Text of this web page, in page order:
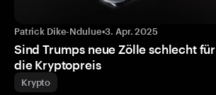
Patrick Dike-Ndulue•3. Apr. 2025
Sind Trumps neue Zölle schlecht für
die Kryptopreis
Krypto